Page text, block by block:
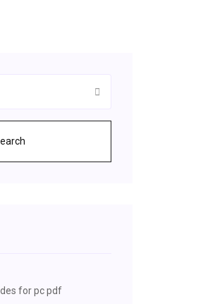
for pc pdf